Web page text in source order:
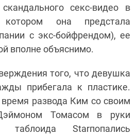
секс-видео в
она предстала
с экс-бойфрендом), ее
вполне объяснимо.
того, что девушка
прибегала к пластике.
время развода Ким со своим
Томасом в руки
таблоида Starпопались